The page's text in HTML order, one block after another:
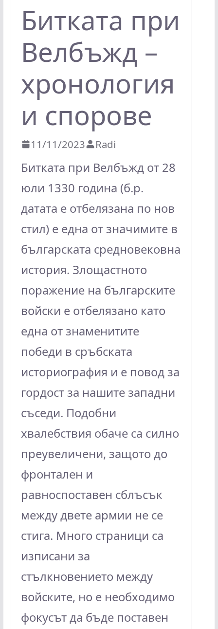
Битката при
Велбъжд –
хронология
и спорове
11/11/2023 Radi
Битката при Велбъжд от 28
юли 1330 година (б.р.
датата е отбелязана по нов
стил) е една от значимите в
българската средновековна
история. Злощастното
поражение на българските
войски е отбелязано като
една от знаменитите
победи в сръбската
историография и е повод за
гордост за нашите западни
съседи. Подобни
хвалебствия обаче са силно
преувеличени, защото до
фронтален и
равноспоставен сблъсък
между двете армии не се
стига. Много страници са
изписани за
стълкновението между
войските, но е необходимо
фокусът да бъде поставен